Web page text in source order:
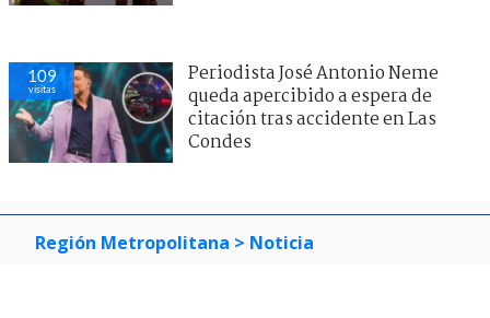
109
visitas
Periodista José Antonio Neme
queda apercibido a espera de
citación tras accidente en Las
Condes
Región Metropolitana > Noticia